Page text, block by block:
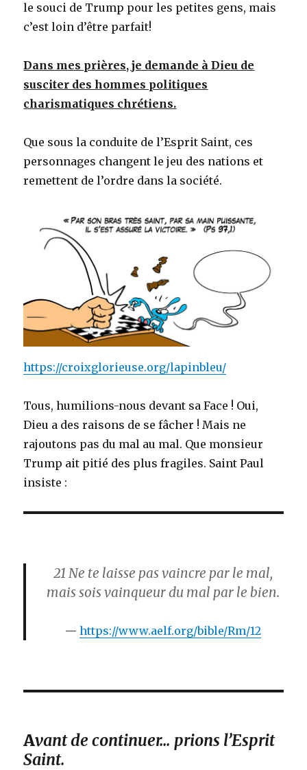
le souci de Trump pour les petites gens, mais
c’est loin d’être parfait!
Dans mes prières, je demande à Dieu de
susciter des hommes politiques
charismatiques chrétiens.
Que sous la conduite de l’Esprit Saint, ces
personnages changent le jeu des nations et
remettent de l’ordre dans la société.
https://croixglorieuse.org/lapinbleu/
Tous, humilions-nous devant sa Face ! Oui,
Dieu a des raisons de se fâcher ! Mais ne
rajoutons pas du mal au mal. Que monsieur
Trump ait pitié des plus fragiles. Saint Paul
insiste :
21 Ne te laisse pas vaincre par le mal,
mais sois vainqueur du mal par le bien.
https://www.aelf.org/bible/Rm/12
Avant de continuer… prions l’Esprit
Saint.